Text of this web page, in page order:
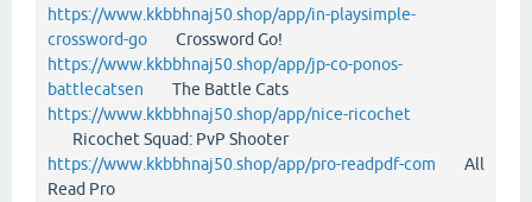
https://www.kkbbhnaj50.shop/app/in-playsimple-
crossword-go Crossword Go!
https://www.kkbbhnaj50.shop/app/jp-co-ponos-
battlecatsen The Battle Cats
https://www.kkbbhnaj50.shop/app/nice-ricochet
Ricochet Squad: PvP Shooter
https://www.kkbbhnaj50.shop/app/pro-readpdf-com All
Read Pro